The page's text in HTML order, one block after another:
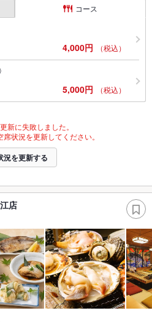
コース
4,000円 （税込）
5,000円 （税込）
新に失敗しました。
状況を更新してください。
況を更新する
店